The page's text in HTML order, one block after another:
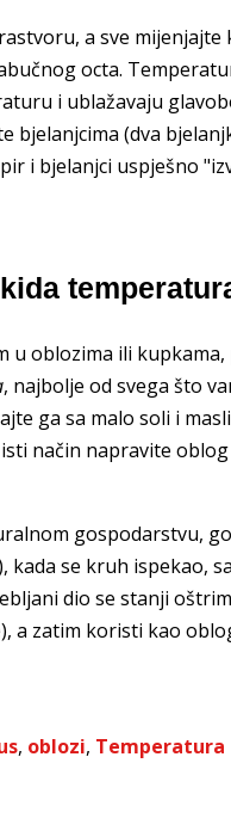
a sve mijenjajte
octa.
i ublažavaju
bjelanjcima (dva
i bjelanjci uspješno
oblozima ili
, najbolje od svega što
ga sa malo soli i
način napravite
gospodarstvu,
se kruh ispekao,
dio se stanji
a zatim koristi kao
, oblozi, Temperatura